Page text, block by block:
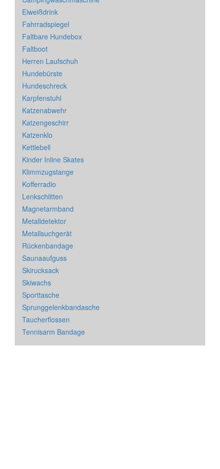
Eiweißdrink
Fahrradspiegel
Faltbare Hundebox
Faltboot
Herren Laufschuh
Hundebürste
Hundeschreck
Karpfenstuhl
Katzenabwehr
Katzengeschirr
Katzenklo
Kettlebell
Kinder Inline Skates
Klimmzugstange
Kofferradio
Lenkschlitten
Magnetarmband
Metalldetektor
Metallsuchgerät
Rückenbandage
Saunaaufguss
Skirucksack
Skiwachs
Sporttasche
Sprunggelenkbandasche
Taucherflossen
Tennisarm Bandage